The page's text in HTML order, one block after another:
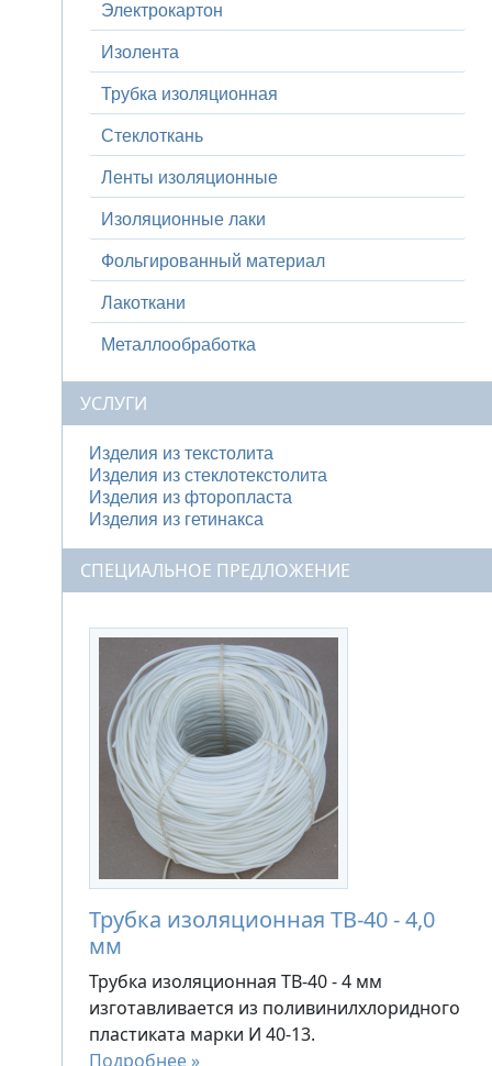
Электрокартон
Изолента
Трубка изоляционная
Стеклоткань
Ленты изоляционные
Изоляционные лаки
Фольгированный материал
Лакоткани
Металлообработка
УСЛУГИ
Изделия из текстолита
Изделия из стеклотекстолита
Изделия из фторопласта
Изделия из гетинакса
СПЕЦИАЛЬНОЕ ПРЕДЛОЖЕНИЕ
Трубка изоляционная ТВ-40 - 4,0
мм
Трубка изоляционная ТВ-40 - 4 мм
изготавливается из поливинилхлоридного
пластиката марки И 40-13.
Подробнее »